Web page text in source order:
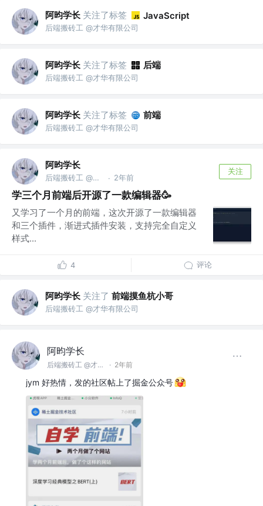
阿昀学长 关注了标签 JavaScript
后端搬砖工 @才华有限公司
阿昀学长 关注了标签 后端
后端搬砖工 @才华有限公司
阿昀学长 关注了标签 前端
后端搬砖工 @才华有限公司
阿昀学长
后端搬砖工 @才华有限公司 · 2年前
关注
学三个月前端后开源了一款编辑器🥳
又学习了一个月的前端，这次开源了一款编辑器
和三个插件，渐进式插件安装，支持完全自定义
样式...
4 评论
阿昀学长 关注了 前端摸鱼杭小哥
后端搬砖工 @才华有限公司
阿昀学长
后端搬砖工 @才华有限公司 · 2年前
jym 好热情，发的社区帖上了掘金公众号